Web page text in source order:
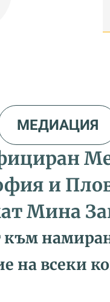
МЕДИАЦИЯ
и
Мина
към
на всеки